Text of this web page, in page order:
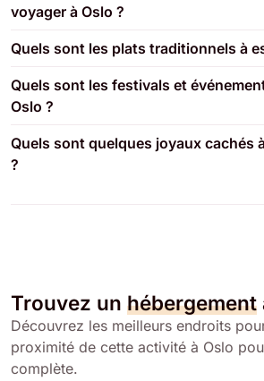
voyager à Oslo ?
Quels sont les plats traditionnels à
Quels sont les festivals et
Oslo ?
Quels sont quelques joyaux cachés
?
Trouvez un hébergement
Découvrez les meilleurs endroits
proximité de cette activité à Oslo
complète.